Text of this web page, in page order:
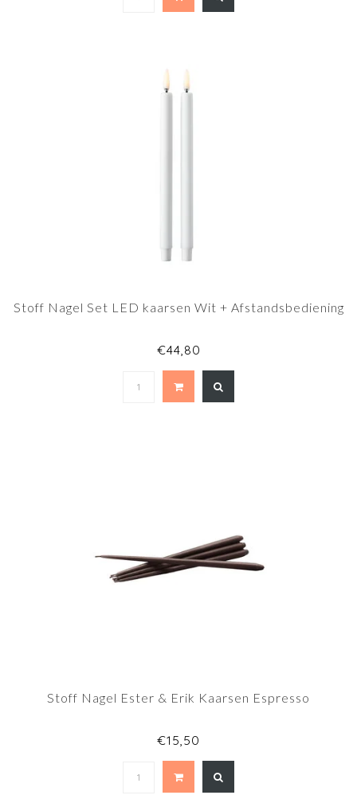
Stoff Nagel Set LED kaarsen Wit + Afstandsbediening
€44,80
Stoff Nagel Ester & Erik Kaarsen Espresso
€15,50